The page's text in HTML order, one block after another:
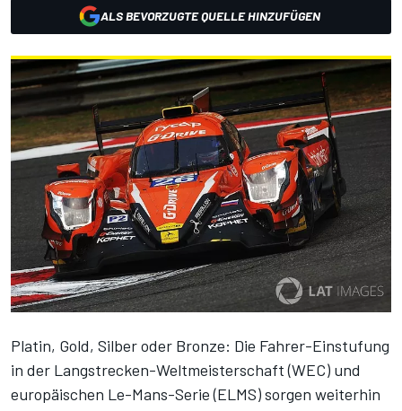
ALS BEVORZUGTE QUELLE HINZUFÜGEN
Platin, Gold, Silber oder Bronze: Die Fahrer-Einstufung
in der Langstrecken-Weltmeisterschaft (WEC) und
europäischen Le-Mans-Serie (ELMS) sorgen weiterhin